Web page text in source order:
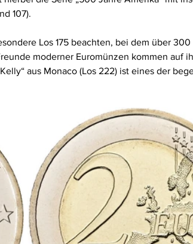
107).
Los 175 beachten, bei dem über
moderner Euromünzen kommen auf
aus Monaco (Los 222) ist eines der